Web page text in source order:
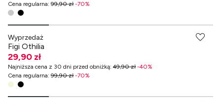
Cena regularna: 99,90 zł -70%
-70% przy zakupach za min. 349 zł
Wyprzedaż
Figi Othilia
29,90 zł
Najniższa cena z 30 dni przed obniżką: 49,90 zł -40%
Cena regularna: 99,90 zł -70%
-70% przy zakupach za min. 349 zł